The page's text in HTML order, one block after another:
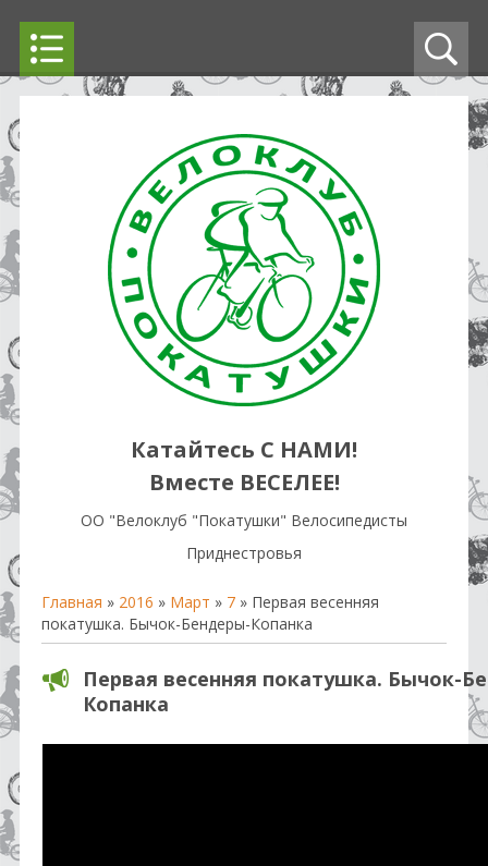
Катайтесь С НАМИ!
Вместе ВЕСЕЛЕЕ!
OO "Велоклуб "Покатушки" Велосипедисты
Приднестровья
Главная » 2016 » Март » 7 » Первая весенняя
покатушка. Бычок-Бендеры-Копанка
Первая весенняя покатушка. Бычок-
Копанка